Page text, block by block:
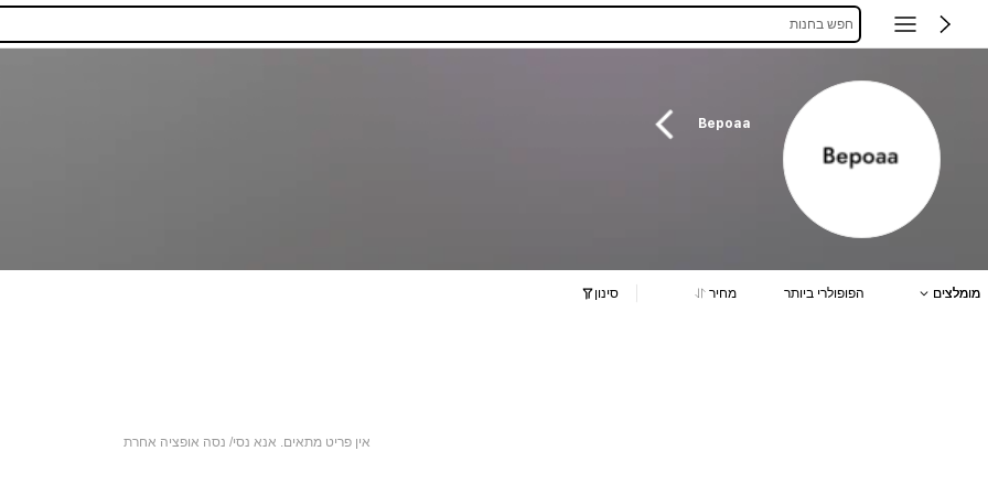
חפש בחנות
Bepoaa
מומלצים הפופולרי ביותר מחיר סינון
אין פריט מתאים. אנא נסי/ נסה אופציה אחרת